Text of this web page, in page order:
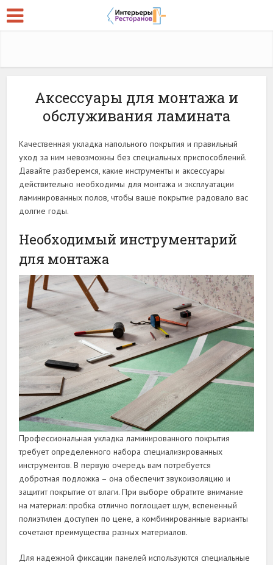
Аксессуары для монтажа и
обслуживания ламината
Качественная укладка напольного покрытия и правильный
уход за ним невозможны без специальных приспособлений.
Давайте разберемся, какие инструменты и аксессуары
действительно необходимы для монтажа и эксплуатации
ламинированных полов, чтобы ваше покрытие радовало вас
долгие годы.
Необходимый инструментарий
для монтажа
Профессиональная укладка ламинированного покрытия
требует определенного набора специализированных
инструментов. В первую очередь вам потребуется
добротная подложка – она обеспечит звукоизоляцию и
защитит покрытие от влаги. При выборе обратите внимание
на материал: пробка отлично поглощает шум, вспененный
полиэтилен доступен по цене, а комбинированные варианты
сочетают преимущества разных материалов.
Для надежной фиксации панелей используются специальные